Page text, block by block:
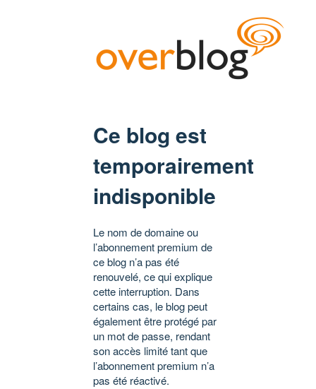
Ce blog est
temporairement
indisponible
Le nom de domaine ou
l’abonnement premium de
ce blog n’a pas été
renouvelé, ce qui explique
cette interruption. Dans
certains cas, le blog peut
également être protégé par
un mot de passe, rendant
son accès limité tant que
l’abonnement premium n’a
pas été réactivé.